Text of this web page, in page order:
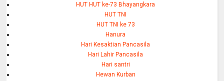
HUT HUT ke-73 Bhayangkara
HUT TNI
HUT TNI ke 73
Hanura
Hari Kesaktian Pancasila
Hari Lahir Pancasila
Hari santri
Hewan Kurban